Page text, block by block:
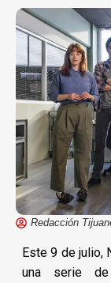
Redacción
Este 9 de julio,
una serie